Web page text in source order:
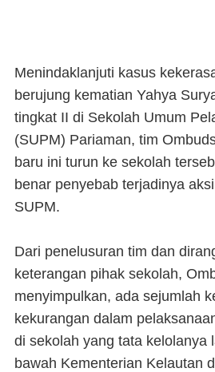
Menindaklanjuti kasus
berujung kematian Yahya
tingkat II di Sekolah Umum
(SUPM) Pariaman, tim
baru ini turun ke sekolah
benar penyebab terjadinya
SUPM.
Dari penelusuran tim dan
keterangan pihak sekolah,
menyimpulkan, ada sejumlah
kekurangan dalam
di sekolah yang tata kelolanya
bawah Kementerian Kelautan